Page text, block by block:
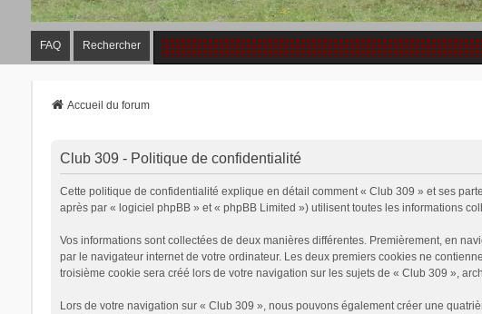
FAQ Rechercher
Accueil du forum
Club 309 - Politique de confidentialité
Cette politique de confidentialité explique en détail comment « Club 309 » et ses
après par « logiciel phpBB » et « phpBB Limited ») utilisent toutes les informations
Vos informations sont collectées de deux manières différentes. Premièrement, en
par le navigateur internet de votre ordinateur. Les deux premiers cookies ne
troisième cookie sera créé lors de votre navigation sur les sujets de « Club 309 »,
Lors de votre navigation sur « Club 309 », nous pouvons également créer une